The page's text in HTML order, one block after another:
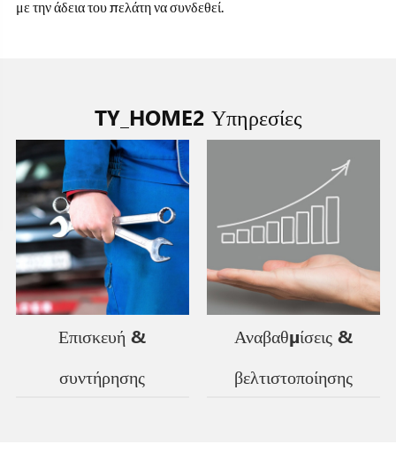
με την άδεια του πελάτη να συνδεθεί.
TY_HOME2 Υπηρεσίες
Επισκευή &
συντήρησης
Αναβαθμίσεις &
βελτιστοποίησης